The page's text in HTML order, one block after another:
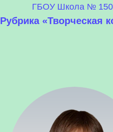
ГБОУ Школа №
Рубрика «Творческая